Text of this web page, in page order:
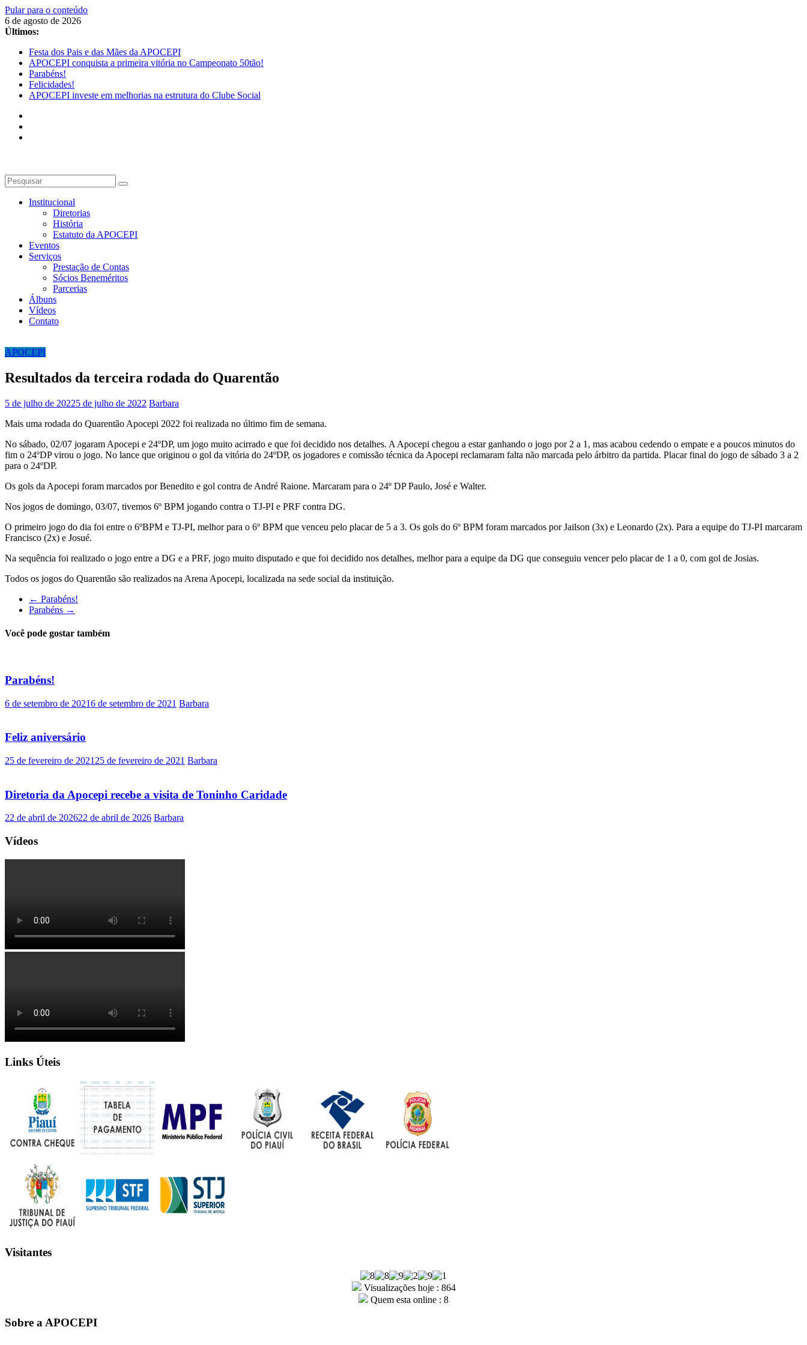
Pular para o conteúdo
6 de agosto de 2026
Últimos:
Festa dos Pais e das Mães da APOCEPI
APOCEPI conquista a primeira vitória no Campeonato 50tão!
Parabéns!
Felicidades!
APOCEPI investe em melhorias na estrutura do Clube Social
Institucional
Diretorias
História
Estatuto da APOCEPI
Eventos
Serviços
Prestação de Contas
Sócios Beneméritos
Parcerias
Álbuns
Vídeos
Contato
APOCEPI
Resultados da terceira rodada do Quarentão
5 de julho de 20225 de julho de 2022 Barbara
Mais uma rodada do Quarentão Apocepi 2022 foi realizada no último fim de semana.
No sábado, 02/07 jogaram Apocepi e 24ºDP, um jogo muito acirrado e que foi decidido nos detalhes. A Apocepi chegou a estar ganhando o jogo por 2 a 1, mas acabou cedendo o empate e a poucos minutos do
fim o 24ºDP virou o jogo. No lance que originou o gol da vitória do 24ºDP, os jogadores e comissão técnica da Apocepi reclamaram falta não marcada pelo árbitro da partida. Placar final do jogo de sábado 3 a 2
para o 24ºDP.
Os gols da Apocepi foram marcados por Benedito e gol contra de André Raione. Marcaram para o 24º DP Paulo, José e Walter.
Nos jogos de domingo, 03/07, tivemos 6º BPM jogando contra o TJ-PI e PRF contra DG.
O primeiro jogo do dia foi entre o 6ºBPM e TJ-PI, melhor para o 6º BPM que venceu pelo placar de 5 a 3. Os gols do 6º BPM foram marcados por Jailson (3x) e Leonardo (2x). Para a equipe do TJ-PI marcaram
Francisco (2x) e Josué.
Na sequência foi realizado o jogo entre a DG e a PRF, jogo muito disputado e que foi decidido nos detalhes, melhor para a equipe da DG que conseguiu vencer pelo placar de 1 a 0, com gol de Josias.
Todos os jogos do Quarentão são realizados na Arena Apocepi, localizada na sede social da instituição.
← Parabéns!
Parabéns →
Você pode gostar também
Parabéns!
6 de setembro de 20216 de setembro de 2021 Barbara
Feliz aniversário
25 de fevereiro de 2021 25 de fevereiro de 2021 Barbara
Diretoria da Apocepi recebe a visita de Toninho Caridade
22 de abril de 202622 de abril de 2026 Barbara
Vídeos
Links Úteis
Visitantes
Visualizações hoje : 864
Quem esta online : 8
Sobre a APOCEPI